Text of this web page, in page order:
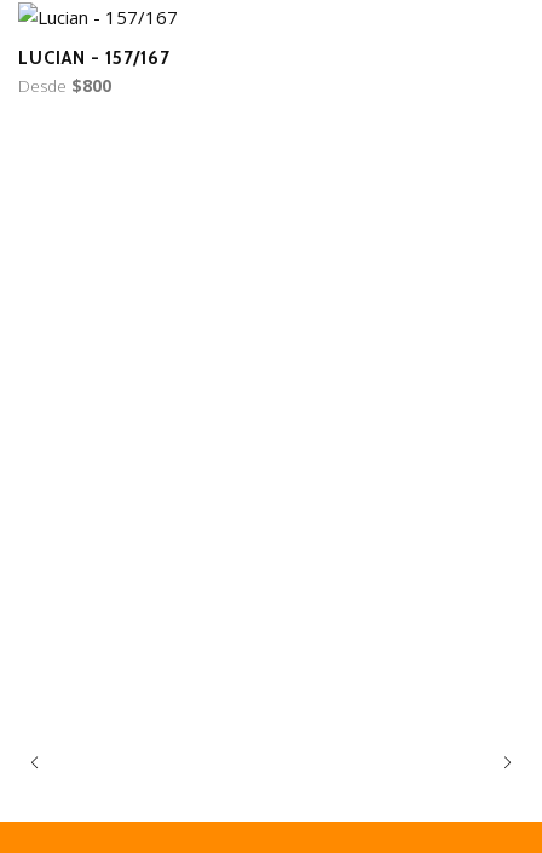
LUCIAN - 157/167
Desde $800